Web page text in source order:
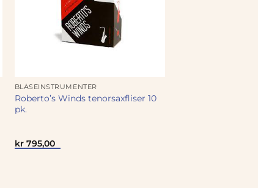
BLÅSEINSTRUMENTER
Roberto’s Winds tenorsaxfliser 10
pk.
kr795,00